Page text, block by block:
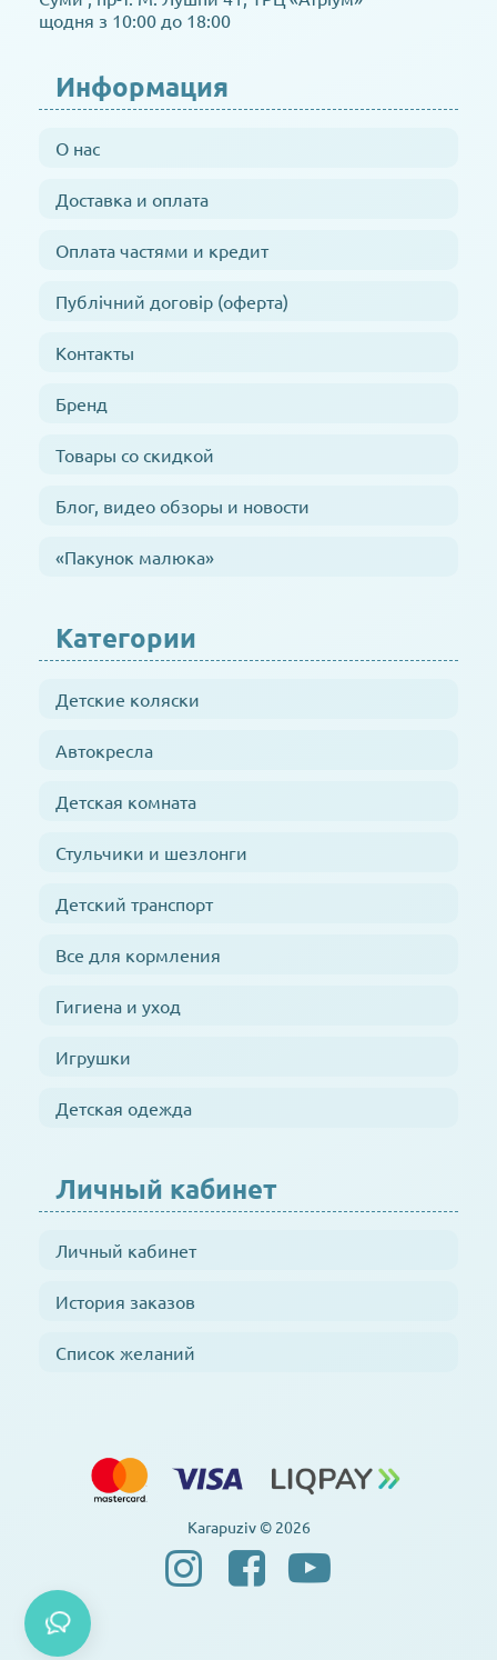
щодня з 10:00 до 18:00
Информация
О нас
Доставка и оплата
Оплата частями и кредит
Публічний договір (оферта)
Контакты
Бренд
Товары со скидкой
Блог, видео обзоры и новости
«Пакунок малюка»
Категории
Детские коляски
Автокресла
Детская комната
Стульчики и шезлонги
Детский транспорт
Все для кормления
Гигиена и уход
Игрушки
Детская одежда
Личный кабинет
Личный кабинет
История заказов
Список желаний
Karapuziv © 2026